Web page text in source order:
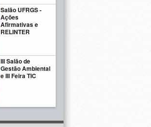
Salão UFRGS -
Ações
Afirmativas e
RELINTER
III Salão de
Gestão Ambiental
e III Feira TIC